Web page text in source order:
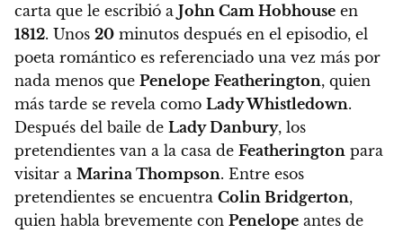
carta que le escribió a John Cam Hobhouse en
1812. Unos 20 minutos después en el episodio, el
poeta romántico es referenciado una vez más por
nada menos que Penelope Featherington, quien
más tarde se revela como Lady Whistledown.
Después del baile de Lady Danbury, los
pretendientes van a la casa de Featherington para
visitar a Marina Thompson. Entre esos
pretendientes se encuentra Colin Bridgerton,
quien habla brevemente con Penelope antes de